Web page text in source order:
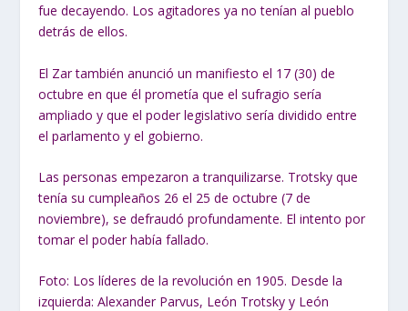
fue decayendo. Los agitadores ya no tenían al pueblo
detrás de ellos.
El Zar también anunció un manifiesto el 17 (30) de
octubre en que él prometía que el sufragio sería
ampliado y que el poder legislativo sería dividido entre
el parlamento y el gobierno.
Las personas empezaron a tranquilizarse. Trotsky que
tenía su cumpleaños 26 el 25 de octubre (7 de
noviembre), se defraudó profundamente. El intento por
tomar el poder había fallado.
Foto: Los líderes de la revolución en 1905. Desde la
izquierda: Alexander Parvus, León Trotsky y León